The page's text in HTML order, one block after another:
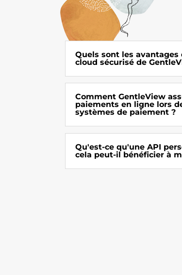
Quels sont les
cloud sécurisé de
Comment GentleView
paiements en ligne lors
systèmes de paiement ?
Qu'est-ce qu'une API
cela peut-il bénéficier à